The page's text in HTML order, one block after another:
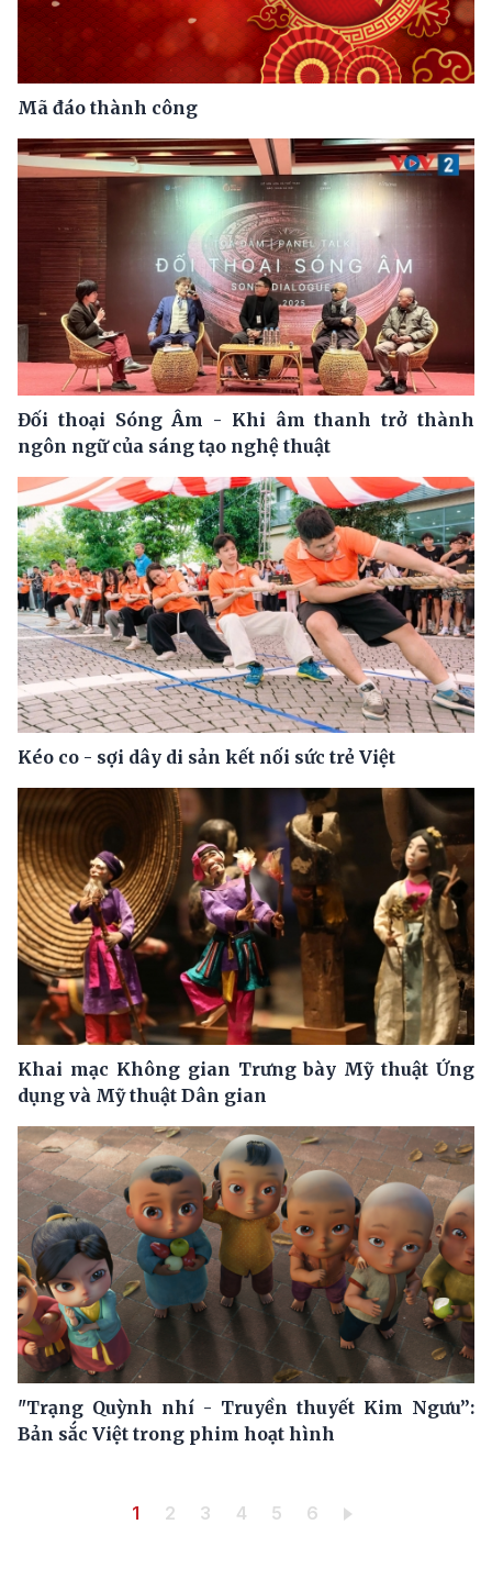
Mã đáo thành công
Đối thoại Sóng Âm - Khi âm thanh trở thành
ngôn ngữ của sáng tạo nghệ thuật
Kéo co - sợi dây di sản kết nối sức trẻ Việt
Khai mạc Không gian Trưng bày Mỹ thuật Ứng
dụng và Mỹ thuật Dân gian
"Trạng Quỳnh nhí - Truyền thuyết Kim Ngưu”:
Bản sắc Việt trong phim hoạt hình
PaginationTrang hiện thời
1 Trang
2 Trang
3 Trang
4 Trang
5 Trang
6